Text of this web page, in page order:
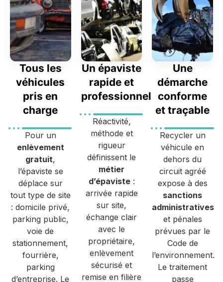
Tous les
véhicules
pris en
charge
Pour un
enlèvement
gratuit,
l’épaviste se
déplace sur
tout type de site
: domicile privé,
parking public,
voie de
stationnement,
fourrière,
parking
d’entreprise. Le
Un épaviste
rapide et
professionnel
Réactivité,
méthode et
rigueur
définissent le
métier
d’épaviste:
arrivée rapide
sur site,
échange clair
avec le
propriétaire,
enlèvement
sécurisé et
remise en filière
Une
démarche
conforme
et traçable
Recycler un
véhicule en
dehors du
circuit agréé
expose à des
sanctions
administratives
et pénales
prévues par le
Code de
l’environnement.
Le traitement
passe